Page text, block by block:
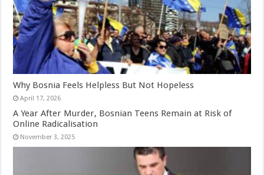
Why Bosnia Feels Helpless But Not Hopeless
April 17, 2026
A Year After Murder, Bosnian Teens Remain at Risk of
Online Radicalisation
November 3, 2025